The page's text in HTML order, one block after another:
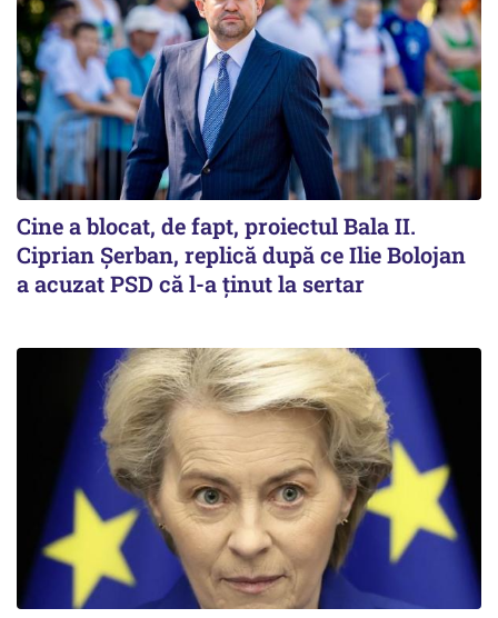
Cine a blocat, de fapt, proiectul Bala II.
Ciprian Șerban, replică după ce Ilie Bolojan
a acuzat PSD că l-a ținut la sertar